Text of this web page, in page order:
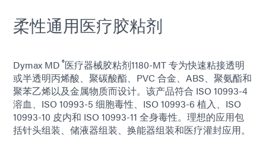
柔性通用医疗胶粘剂
Dymax MD ®医疗器械胶粘剂1180-MT 专为快速粘接透明
或半透明丙烯酸、聚碳酸酯、PVC 合金、ABS、聚氨酯和
聚苯乙烯以及金属物质而设计。该产品符合 ISO 10993-4
溶血、ISO 10993-5 细胞毒性、ISO 10993-6 植入、ISO
10993-10 皮内和 ISO 10993-11 全身毒性。理想的应用包
括针头组装、储液器组装、换能器组装和医疗灌封应用。